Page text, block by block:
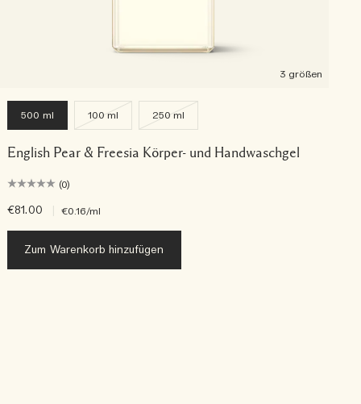
3 größen
500 ml 100 ml 250 ml
English Pear & Freesia Körper- und Handwaschgel
(0)
€81.00 €0.16/ml
Zum Warenkorb hinzufügen